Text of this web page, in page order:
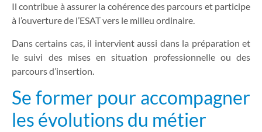
Il contribue à assurer la cohérence des parcours et participe
à l’ouverture de l’ESAT vers le milieu ordinaire.
Dans certains cas, il intervient aussi dans la préparation et
le suivi des mises en situation professionnelle ou des
parcours d’insertion.
Se former pour accompagner
les évolutions du métier